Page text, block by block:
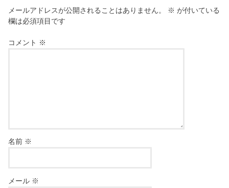
メールアドレスが公開されることはありません。 ※ が付いている
欄は必須項目です
コメント ※
名前 ※
メール ※